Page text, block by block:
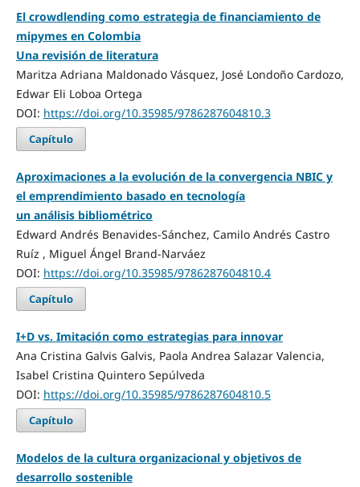
El crowdlending como estrategia de financiamiento de
mipymes en Colombia
Una revisión de literatura
Maritza Adriana Maldonado Vásquez, José Londoño Cardozo,
Edwar Eli Loboa Ortega
DOI: https://doi.org/10.35985/9786287604810.3
Capítulo
Aproximaciones a la evolución de la convergencia NBIC y
el emprendimiento basado en tecnología
un análisis bibliométrico
Edward Andrés Benavides-Sánchez, Camilo Andrés Castro
Ruíz , Miguel Ángel Brand-Narváez
DOI: https://doi.org/10.35985/9786287604810.4
Capítulo
I+D vs. Imitación como estrategias para innovar
Ana Cristina Galvis Galvis, Paola Andrea Salazar Valencia,
Isabel Cristina Quintero Sepúlveda
DOI: https://doi.org/10.35985/9786287604810.5
Capítulo
Modelos de la cultura organizacional y objetivos de
desarrollo sostenible